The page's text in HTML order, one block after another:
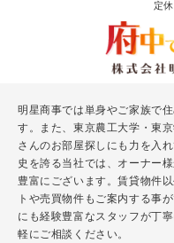
定
明星商事では単身やご家族で
す。また、東京農工大学・東
さんのお部屋探しにも力を入
史を誇る当社では、オーナー
豊富にございます。賃貸物件
トや売買物件もご案内する事
にも経験豊富なスタッフが丁
軽にご相談ください。